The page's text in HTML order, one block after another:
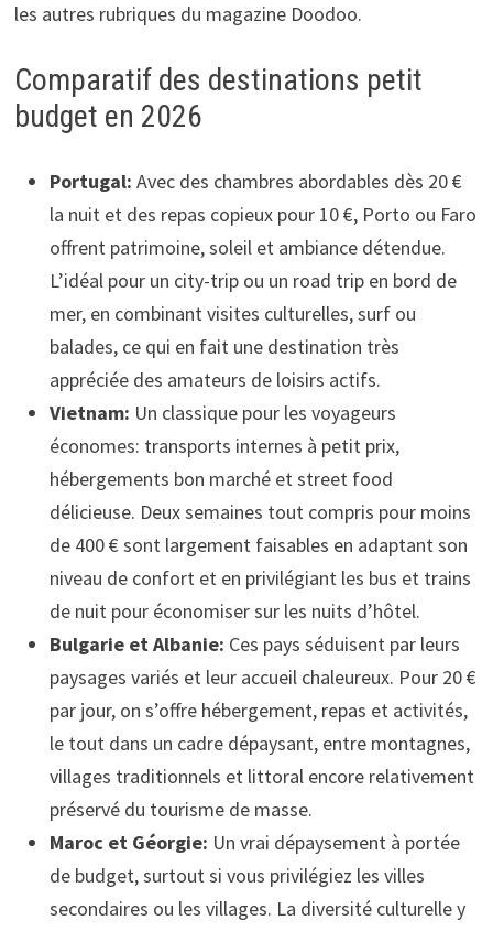
les autres rubriques du magazine Doodoo.
Comparatif des destinations petit
budget en 2026
Portugal: Avec des chambres abordables dès 20 €
la nuit et des repas copieux pour 10 €, Porto ou Faro
offrent patrimoine, soleil et ambiance détendue.
L’idéal pour un city-trip ou un road trip en bord de
mer, en combinant visites culturelles, surf ou
balades, ce qui en fait une destination très
appréciée des amateurs de loisirs actifs.
Vietnam: Un classique pour les voyageurs
économes: transports internes à petit prix,
hébergements bon marché et street food
délicieuse. Deux semaines tout compris pour moins
de 400 € sont largement faisables en adaptant son
niveau de confort et en privilégiant les bus et trains
de nuit pour économiser sur les nuits d’hôtel.
Bulgarie et Albanie: Ces pays séduisent par leurs
paysages variés et leur accueil chaleureux. Pour 20 €
par jour, on s’offre hébergement, repas et activités,
le tout dans un cadre dépaysant, entre montagnes,
villages traditionnels et littoral encore relativement
préservé du tourisme de masse.
Maroc et Géorgie: Un vrai dépaysement à portée
de budget, surtout si vous privilégiez les villes
secondaires ou les villages. La diversité culturelle y